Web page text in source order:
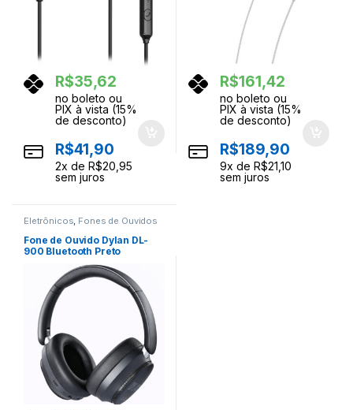
R$35,62
no boleto ou
PIX à vista (15%
de desconto)
R$41,90
2x de R$20,95
sem juros
R$161,42
no boleto ou
PIX à vista (15%
de desconto)
R$189,90
9x de R$21,10
sem juros
Eletrônicos Fones de Ouvidos
Fone de Ouvido Dylan DL-
900 Bluetooth Preto